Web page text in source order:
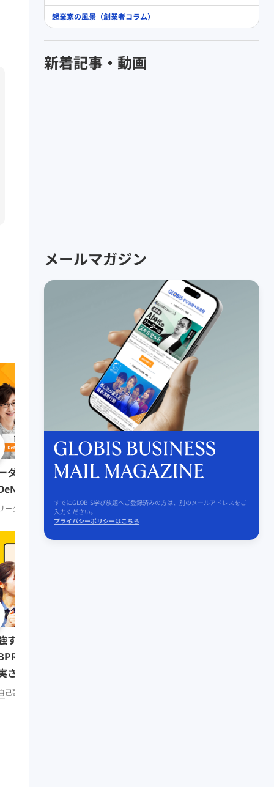
0:51:41
ダーの挑戦⑨ 南場智子氏
会長）
ーダーシップ 知見録 Premium
リーダーの挑戦② 田坂
リーダーシップ 知見録
する習慣をつけたい人は
」で仕事もプライベートも
させよう／みんなの相談室
己啓発
起業家の風景（創業者コラム）
新着記事・動画
メールマガジン
すでにGLOBIS学び放題へご登録済みの方は、別のメールアドレスをご
入力ください。
プライバシーポリシーはこちら